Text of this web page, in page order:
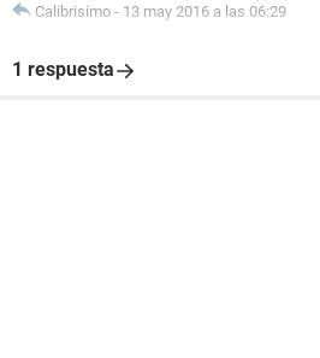
Calibrisimo - 13 may 2016 a las 06:29
1 respuesta